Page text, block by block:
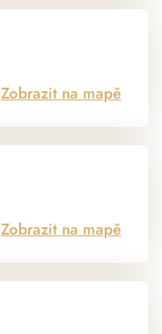
Zobrazit na mapě
Zobrazit na mapě